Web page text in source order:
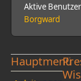
Aktive
Borgward
Hauptmenü